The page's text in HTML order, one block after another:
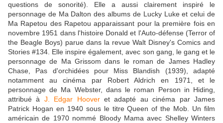
questions de sonorité). Elle a aussi clairement inspiré le
personnage de Ma Dalton des albums de Lucky Luke et celui de
Ma Rapetou des Rapetou apparaissant pour la première fois en
novembre 1951 dans l'histoire Donald et l'Auto-défense (Terror of
the Beagle Boys) parue dans la revue Walt Disney's Comics and
Stories #134. Elle inspire également, avec son gang, le gang et le
personnage de Ma Grissom dans le roman de James Hadley
Chase, Pas d'orchidées pour Miss Blandish (1939), adapté
notamment au cinéma par Robert Aldrich en 1971, et le
personnage de Ma Webster, dans le roman Person in Hiding,
attribué à J. Edgar Hooveret adapté au cinéma par James
Patrick Hogan en 1940 sous le titre Queen of the Mob. Un film
américain de 1970 nommé Bloody Mama avec Shelley Winters